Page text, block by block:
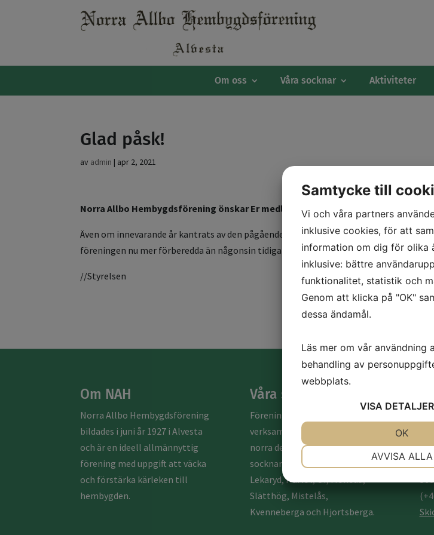
Om oss Våra socknar Aktiviteter
Glad påsk!
av admin | apr 2, 2021
Norra Allbo Hembygdsförening önskar Er medlemmar och besökare en riktigt
Även om innevarande år kantrats av den pågående Corona pandemin med följd av
föreningen nu mer förberedda än någonsin tidigare. Vi hoppas och tror att vi kan ses
//Styrelsen
Om NAH
Norra Allbo Hembygdsförening
bildades i juni år 1927 i Alvesta
och är en ideell allmännyttig
förening med uppgift att väcka
och förstärka kärleken till
hembygden.
Våra socknar
Föreningens
verksamhetsområde utgör
norra delen av Allbo Härad,
socknarna Blädinge, Alvesta,
Lekaryd, Härlöv, Ör, Moheda,
Slätthög, Mistelås,
Kvenneberga och Hjortsberga.
Samtycke till
Vi och våra partners
inklusive cookies, för att
information om dig för olika
inklusive: bättre
funktionalitet, statistik och
Genom att klicka på "OK"
dessa ändamål.
Läs mer om vår användning
behandling av
webbplats.
VISA DETALJER
MARKNADSFÖRING
AVVISA ALLA
OK